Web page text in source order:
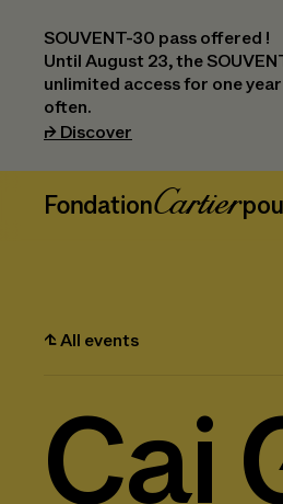
SOUVENT-30 pass offered !
Until August 23, the
unlimited access for one
often.
⮣ Discover
_logo
⮤All events
Cai